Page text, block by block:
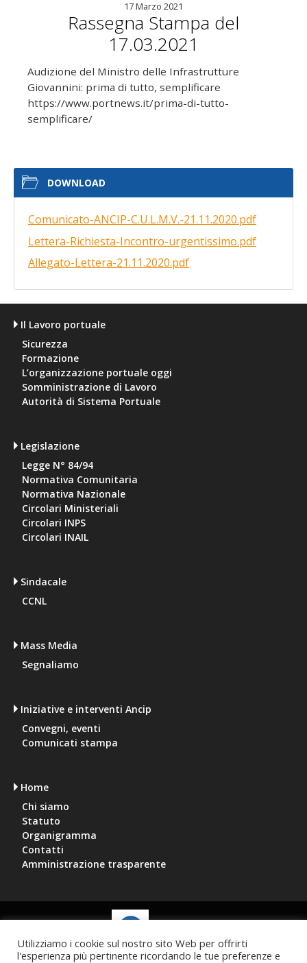
17 Marzo 2021
Rassegna Stampa del
17.03.2021
Audizione del Ministro delle Infrastrutture
Giovannini: prima di tutto, semplificare
https://www.portnews.it/prima-di-tutto-
semplificare/
DOWNLOAD
Comunicato-ANCIP-C.U.L.M.V.-21.11.2020.pdf
Lettera-Richiesta-Incontro-urgentissimo.pdf
Allegato-Lettera-21.11.2020.pdf
Il Lavoro portuale
Sicurezza
Formazione
L’organizzazione portuale oggi
Somministrazione di Lavoro
Autorità di Sistema Portuale
Legislazione
Legge N° 84/94
Normativa Comunitaria
Normativa Nazionale
Circolari Ministeriali
Circolari INPS
Circolari INAIL
Sindacale
CCNL
Mass Media
Segnaliamo
Iniziative e interventi Ancip
Convegni, eventi
Comunicati stampa
Home
Chi siamo
Statuto
Organigramma
Contatti
Amministrazione trasparente
Via Aterno, 6, 00198 Roma tel:06 4450059
Utilizziamo i cookie sul nostro sito Web per offrirti
l'esperienza più pertinente ricordando le tue preferenze e